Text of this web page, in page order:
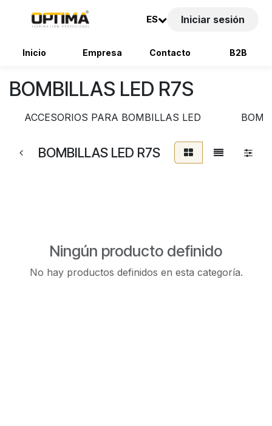
ES Iniciar sesión
Inicio Empresa Contacto B2B
BOMBILLAS LED R7S
ACCESORIOS PARA BOMBILLAS LED
BOMBILLAS LED R7S
Ningún producto definido
No hay productos definidos en esta categoría.